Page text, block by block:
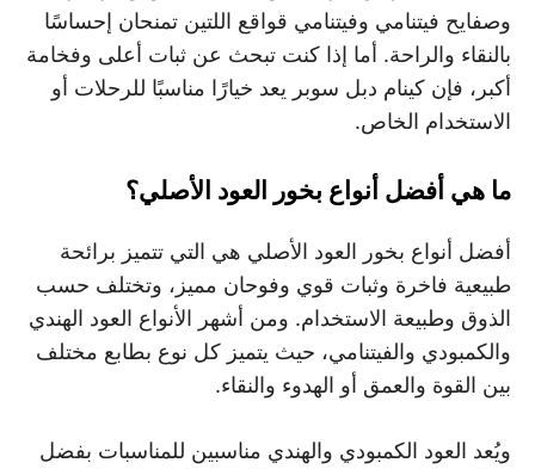
وصفايح فيتنامي وفيتنامي قواقع اللتين تمنحان إحساسًا
بالنقاء والراحة. أما إذا كنت تبحث عن ثبات أعلى وفخامة
أكبر، فإن كينام دبل سوبر يعد خيارًا مناسبًا للرحلات أو
الاستخدام الخاص.
ما هي أفضل أنواع بخور العود الأصلي؟
أفضل أنواع بخور العود الأصلي هي التي تتميز برائحة
طبيعية فاخرة وثبات قوي وفوحان مميز، وتختلف حسب
الذوق وطبيعة الاستخدام. ومن أشهر الأنواع العود الهندي
والكمبودي والفيتنامي، حيث يتميز كل نوع بطابع مختلف
بين القوة والعمق أو الهدوء والنقاء.
ويُعد العود الكمبودي والهندي مناسبين للمناسبات بفضل